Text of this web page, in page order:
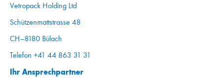
Vetropack Holding Ltd
Schützenmattstrasse 48
CH–8180 Bülach
Telefon +41 44 863 31 31
Ihr Ansprechpartner